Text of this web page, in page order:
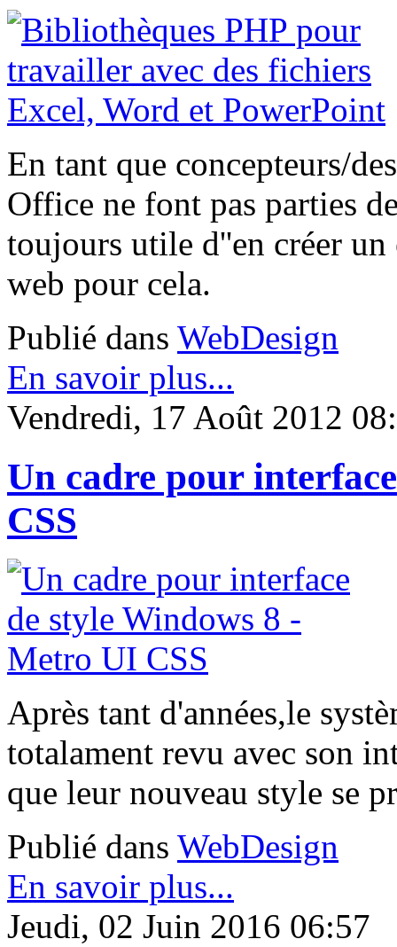
En tant que concepteurs/
Office ne font pas parties
toujours utile d''en créer un
web pour cela.
Publié dans WebDesign
En savoir plus...
Vendredi, 17 Août 2012
Un cadre pour
CSS
Après tant d'années,le
totalament revu avec son
que leur nouveau style se
Publié dans WebDesign
En savoir plus...
Jeudi, 02 Juin 2016 06:57